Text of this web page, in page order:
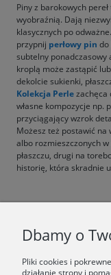
Piny z barokowych
wyobraźnią. Dają
klasycznych po
przypnij perłowy pin do
subtelny ponadczasowy
kroplą może zastąpić
dekolcie sukienki,
Kolekcja Perlezachęca
własne kompozycje np.
przyciągający wzrok
Możesz też postawić
albo rozmieszczonych
płaszczu, drugi na
historię, która skradnie
ŚWIAT ORSKA
Dbamy o
Pliki cookies i
działanie strony i